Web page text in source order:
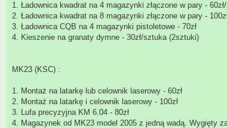
1. Ładownica kwadrat na 4 magazynki złączone w pary -
2. Ładownica kwadrat na 8 magazynki złączone w pary -
3. Ładownica CQB na 4 magazynki pistoletowe - 70zł
4. Kieszenie na granaty dymne - 30zł/sztuka (2sztuki)
MK23 (KSC) :
1. Montaż na latarkę lub celownik laserowy - 60zł
2. Montaż na latarkę i celownik laserowy - 100zł
3. Lufa precyzyjna KM 6.04 - 80zł
4. Magazynek od MK23 model 2005 z jedną wadą. Wygięty